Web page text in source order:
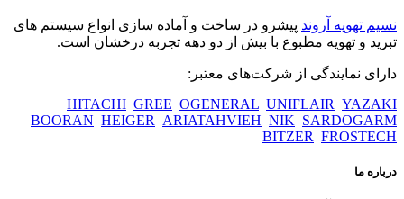
نسیم تهویه آروند پیشرو در ساخت و آماده سازی انواع سیستم های
تبرید و تهویه مطبوع با بیش از دو دهه تجربه درخشان است.
دارای نمایندگی از شرکت‌های معتبر:
HITACHI GREE OGENERAL UNIFLAIR YAZAKI
BOORAN HEIGER ARIATAHVIEH NIK SARDOGARM
BITZER FROSTECH
درباره ما